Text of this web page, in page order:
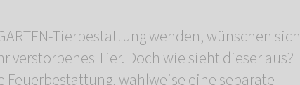
Tierbestattung wenden, wünschen sich
verstorbenes Tier. Doch wie sieht dieser aus?
wahlweise eine separate